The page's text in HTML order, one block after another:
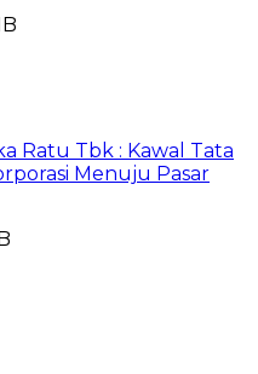
Ratu Tbk : Kawal Tata
Menuju Pasar